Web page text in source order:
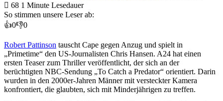
68 1 Minute Lesedauer
So stimmen unsere Leser ab:
👍0👎0
Robert Pattinson tauscht Cape gegen Anzug und spielt in
„Primetime“ den US-Journalisten Chris Hansen. A24 hat einen
ersten Teaser zum Thriller veröffentlicht, der sich an der
berüchtigten NBC-Sendung „To Catch a Predator“ orientiert. Darin
wurden in den 2000er-Jahren Männer mit versteckter Kamera
konfrontiert, die glaubten, sich mit Minderjährigen zu treffen.